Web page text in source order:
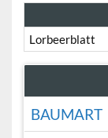
Lorbeerblatt
BAUMART